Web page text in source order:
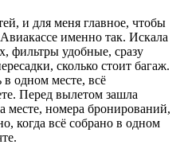
и для меня главное, чтобы
именно так. Искала
фильтры удобные, сразу
сколько стоит багаж.
в одном месте, всё
Перед вылетом зашла
месте, номера бронирований,
когда всё собрано в одном